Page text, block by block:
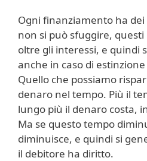
Ogni finanziamento ha dei
non si può sfuggire,
oltre gli interessi, e quindi
anche in caso di
Quello che possiamo
denaro nel tempo. Più il
lungo più il denaro costa,
Ma se questo tempo
diminuisce, e quindi si
il debitore ha diritto.